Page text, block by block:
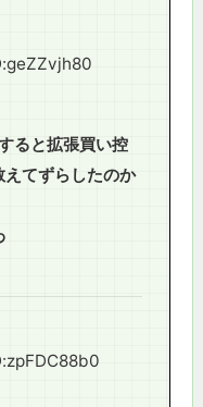
ると拡張買い控
えてずらしたのか